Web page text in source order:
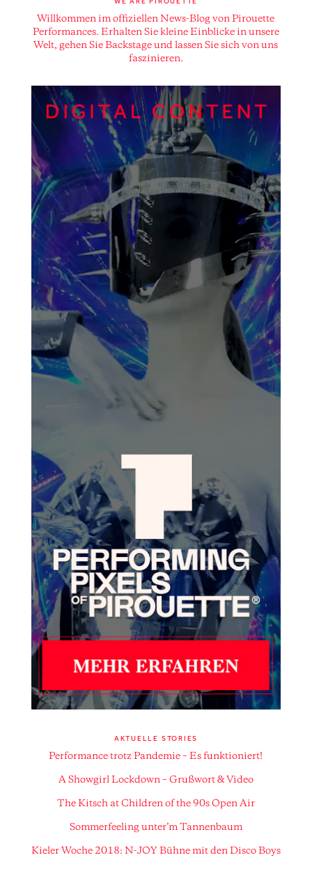
Willkommen im offiziellen News-Blog von Pirouette
Performances. Erhalten Sie kleine Einblicke in unsere
Welt, gehen Sie Backstage und lassen Sie sich von uns
faszinieren.
AKTUELLE STORIES
Performance trotz Pandemie – Es funktioniert!
A Showgirl Lockdown – Grußwort & Video
The Kitsch at Children of the 90s Open Air
Sommerfeeling unter’m Tannenbaum
Kieler Woche 2018: N-JOY Bühne mit den Disco Boys